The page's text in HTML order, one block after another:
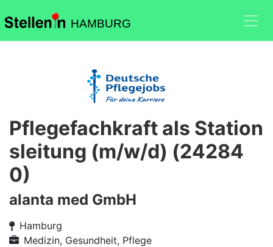
HAMBURG
Pflegefachkraft als Station
sleitung (m/w/d) (24284
0)
alanta med GmbH
Hamburg
Medizin, Gesundheit, Pflege